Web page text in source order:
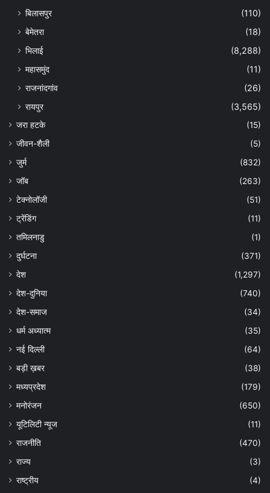
बिलासपुर
(110)
बेमेतरा
(18)
भिलाई
(8,288)
महासमुंद
(11)
राजनांदगांव
(26)
रायपुर
(3,565)
जरा हटके
(15)
जीवन-शैली
(5)
जुर्म
(832)
जॉब
(263)
टेक्नोलॉजी
(51)
ट्रेंडिंग
(11)
तमिलनाडु
(1)
दुर्घटना
(371)
देश
(1,297)
देश-दुनिया
(740)
देश-समाज
(34)
धर्म अध्यात्म
(35)
नई दिल्ली
(64)
बड़ी ख़बर
(38)
मध्यप्रदेश
(179)
मनोरंजन
(650)
यूटिलिटी न्यूज
(11)
राजनीति
(470)
राज्य
(3)
राष्ट्रीय
(4)